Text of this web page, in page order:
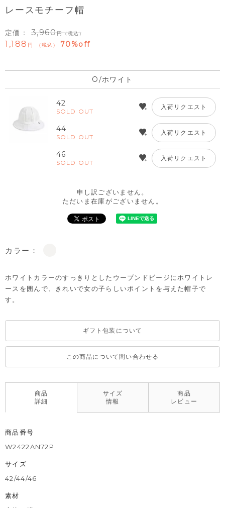
レースモチーフ帽
定価： 3,960 （税込）
1,188 税込 70%off
O/ホワイト
42
SOLD OUT
入荷リクエスト
44
SOLD OUT
入荷リクエスト
46
SOLD OUT
入荷リクエスト
申し訳ございません。
ただいま在庫がございません。
カラー：
ホワイトカラーのすっきりとしたウーブンドビージにホワイトレ
ースを囲んで、きれいで女の子らしいポイントを与えた帽子で
す。
ギフト包装について
この商品について問い合わせる
商品
詳細
サイズ
情報
商品
レビュー
商品番号
W2422AN72P
サイズ
42/44/46
素材